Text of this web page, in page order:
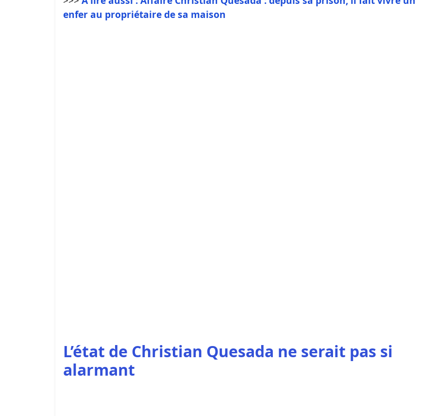
enfer au propriétaire de sa maison
L’état de Christian Quesada ne serait pas si
alarmant